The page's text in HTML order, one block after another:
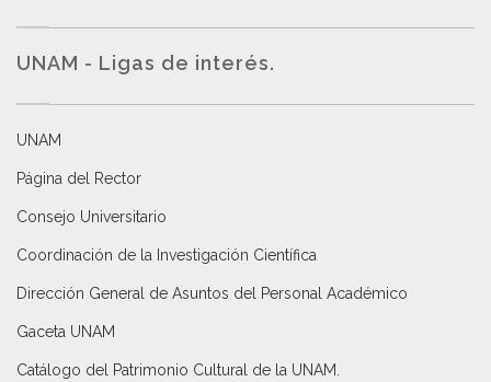
UNAM - Ligas de interés.
UNAM
Página del Rector
Consejo Universitario
Coordinación de la Investigación Científica
Dirección General de Asuntos del Personal Académico
Gaceta UNAM
Catálogo del Patrimonio Cultural de la UNAM.